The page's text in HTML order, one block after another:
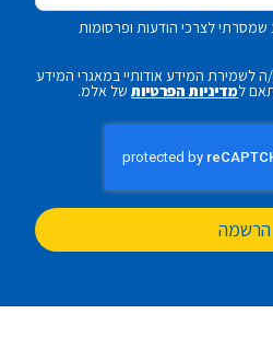
לצרכי הודעות ופרסומות
לשמירת המידע אודותיי במאגרי המידע
למדיניות הפרטיותשל אלמ.
הרשמה